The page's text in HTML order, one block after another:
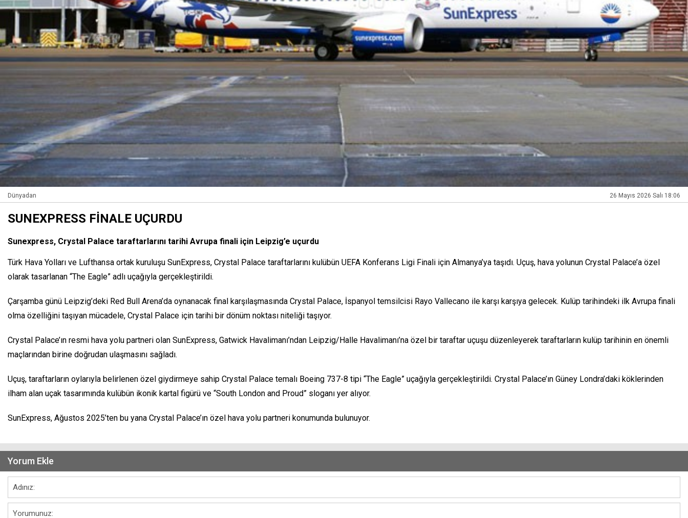
Dünyadan 26 Mayıs 2026 Salı 18:06
SUNEXPRESS FİNALE UÇURDU
Sunexpress, Crystal Palace taraftarlarını tarihi Avrupa finali için Leipzig’e uçurdu
Türk Hava Yolları ve Lufthansa ortak kuruluşu SunExpress, Crystal Palace taraftarlarını kulübün UEFA Konferans Ligi Finali için Almanya’ya taşıdı. Uçuş, hava yolunun Crystal Palace’a özel
olarak tasarlanan “The Eagle” adlı uçağıyla gerçekleştirildi.
Çarşamba günü Leipzig’deki Red Bull Arena’da oynanacak final karşılaşmasında Crystal Palace, İspanyol temsilcisi Rayo Vallecano ile karşı karşıya gelecek. Kulüp tarihindeki ilk Avrupa finali
olma özelliğini taşıyan mücadele, Crystal Palace için tarihi bir dönüm noktası niteliği taşıyor.
Crystal Palace’ın resmi hava yolu partneri olan SunExpress, Gatwick Havalimanı’ndan Leipzig/Halle Havalimanı’na özel bir taraftar uçuşu düzenleyerek taraftarların kulüp tarihinin en önemli
maçlarından birine doğrudan ulaşmasını sağladı.
Uçuş, taraftarların oylarıyla belirlenen özel giydirmeye sahip Crystal Palace temalı Boeing 737-8 tipi “The Eagle” uçağıyla gerçekleştirildi. Crystal Palace’ın Güney Londra’daki köklerinden
ilham alan uçak tasarımında kulübün ikonik kartal figürü ve “South London and Proud” sloganı yer alıyor.
SunExpress, Ağustos 2025’ten bu yana Crystal Palace’ın özel hava yolu partneri konumunda bulunuyor.
Yorum Ekle